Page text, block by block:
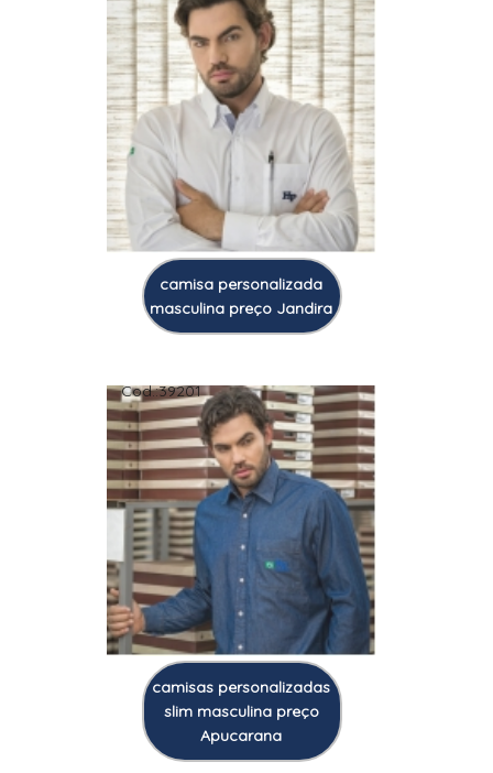
camisa personalizada
masculina preço Jandira
Cod.:39201
camisas personalizadas
slim masculina preço
Apucarana